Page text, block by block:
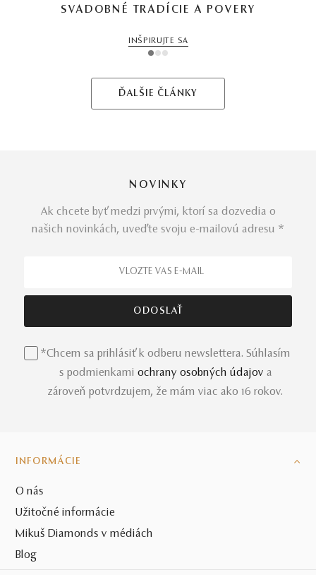
SVADOBNÉ TRADÍCIE A POVERY
INŠPIRUJTE SA
1 2 3
ĎALŠIE ČLÁNKY
NOVINKY
Ak chcete byť medzi prvými, ktorí sa dozvedia o
našich novinkách, uveďte svoju e-mailovú adresu *
*Chcem sa prihlásiť k odberu newslettera. Súhlasím
s podmienkami ochrany osobných údajov a
zároveň potvrdzujem, že mám viac ako 16 rokov.
INFORMÁCIE
O nás
Užitočné informácie
Mikuš Diamonds v médiách
Blog